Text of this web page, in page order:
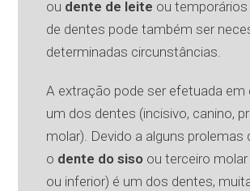
ou dente de leite ou
de dentes pode também ser
determinadas circunstâncias.
A extração pode ser efetuada em
um dos dentes (incisivo, canino,
molar). Devido a alguns prolemas
o dente do siso ou terceiro
ou inferior) é um dos dentes,